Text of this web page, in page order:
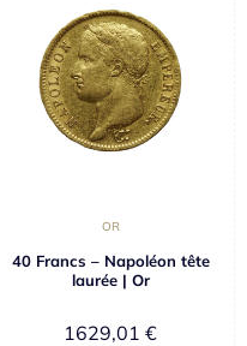
OR
40 Francs – Napoléon tête
laurée | Or
1629,01 €